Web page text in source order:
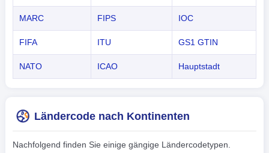
MARC FIPS IOC
FIFA ITU GS1 GTIN
NATO ICAO Hauptstadt
Ländercode nach Kontinenten
Nachfolgend finden Sie einige gängige Ländercodetypen.